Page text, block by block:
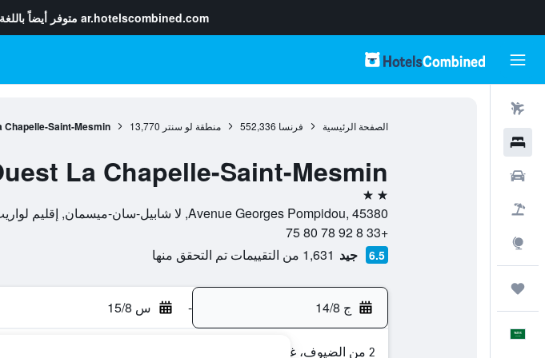
ar.hotelscombined.com متوفر أيضاً
الصفحة الرئيسية فرنسا 552,336 منطقة لو سنتر 13,770
Chapelle-Saint-Mesmin
La Chapelle-Saint-Mesmin
2 نجمتين
Avenue Georges Pompidou, 45380, لا شابيل-سان-ميسمان, إقليم لواريت, فرنسا
+33 8 92 78 80 75
6.5 جيد 1,631 من التقييمات تم التحقق منها
ج 14/8 - س 15/8
2 من الضيوف، غرفة واحدة